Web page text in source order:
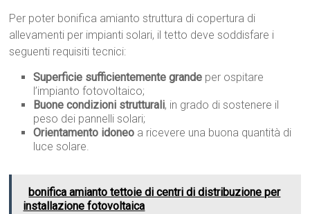
Per poter bonifica amianto struttura di copertura di
allevamenti per impianti solari, il tetto deve soddisfare i
seguenti requisiti tecnici:
Superficie sufficientemente grande per ospitare
l’impianto fotovoltaico;
Buone condizioni strutturali, in grado di sostenere il
peso dei pannelli solari;
Orientamento idoneo a ricevere una buona quantità di
luce solare.
bonifica amianto tettoie di centri di distribuzione per
installazione fotovoltaica